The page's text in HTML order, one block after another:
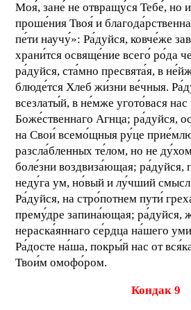
Моя́, зане́ не отвращу́ся Тебе́, но
проше́ния Твоя́ и
пе́ти научу́»: Ра́дуйся, ковче́же
храни́тся освяще́ние всего́ ро́да
ра́дуйся, ста́мно пресвята́я, в
блюде́тся Хлеб жи́зни ве́чныя.
всезлаты́й, в не́мже угото́вася
Боже́ственнаго Агнца; ра́дуйся,
на Свои́ всемо́щныя ру́це
разсла́бленных те́лом, но не
боле́зни воздвиза́ющая;
неду́га ум, но́вый и лу́чший
Ра́дуйся, на стро́потнем пути́
прему́дре запина́ющая; ра́дуйся,
нераска́яннаго се́рдца на́шего
Ра́досте на́ша, покры́й нас от
Твои́м омофо́ром.
Кондак 9